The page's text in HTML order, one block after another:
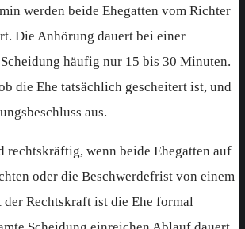
werden beide Ehegatten vom Richter
Die Anhörung dauert bei einer
häufig nur 15 bis 30 Minuten.
die Ehe tatsächlich gescheitert ist, und
aus.
rechtskräftig, wenn beide Ehegatten auf
oder die Beschwerdefrist von einem
Rechtskraft ist die Ehe formal